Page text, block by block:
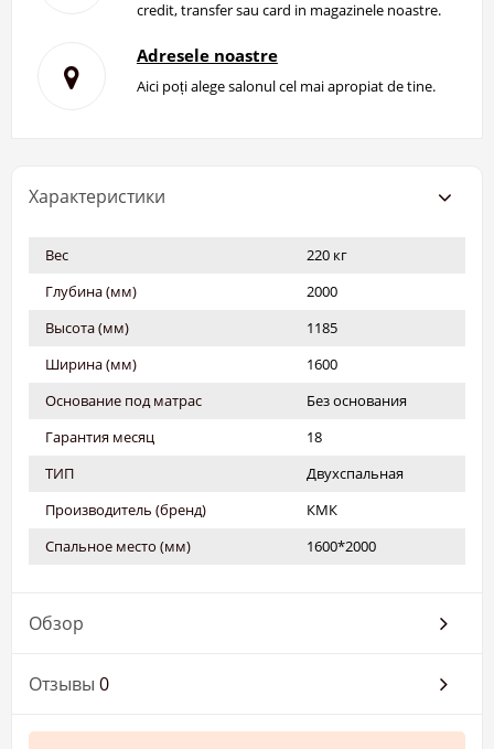
credit, transfer sau card in magazinele noastre.
Adresele noastre
Aici poți alege salonul cel mai apropiat de tine.
Характеристики
Вес
220 кг
Глубина (мм)
2000
Высота (мм)
1185
Ширина (мм)
1600
Основание под матрас
Без основания
Гарантия месяц
18
ТИП
Двухспальная
Производитель (бренд)
КМК
Спальное место (мм)
1600*2000
Обзор
Отзывы 0